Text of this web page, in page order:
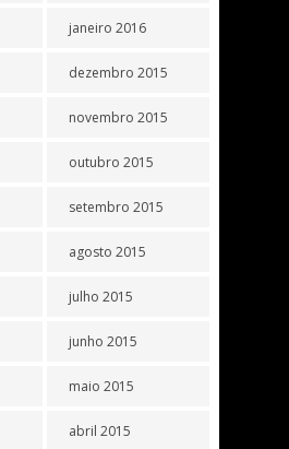
janeiro 2016
dezembro 2015
novembro 2015
outubro 2015
setembro 2015
agosto 2015
julho 2015
junho 2015
maio 2015
abril 2015